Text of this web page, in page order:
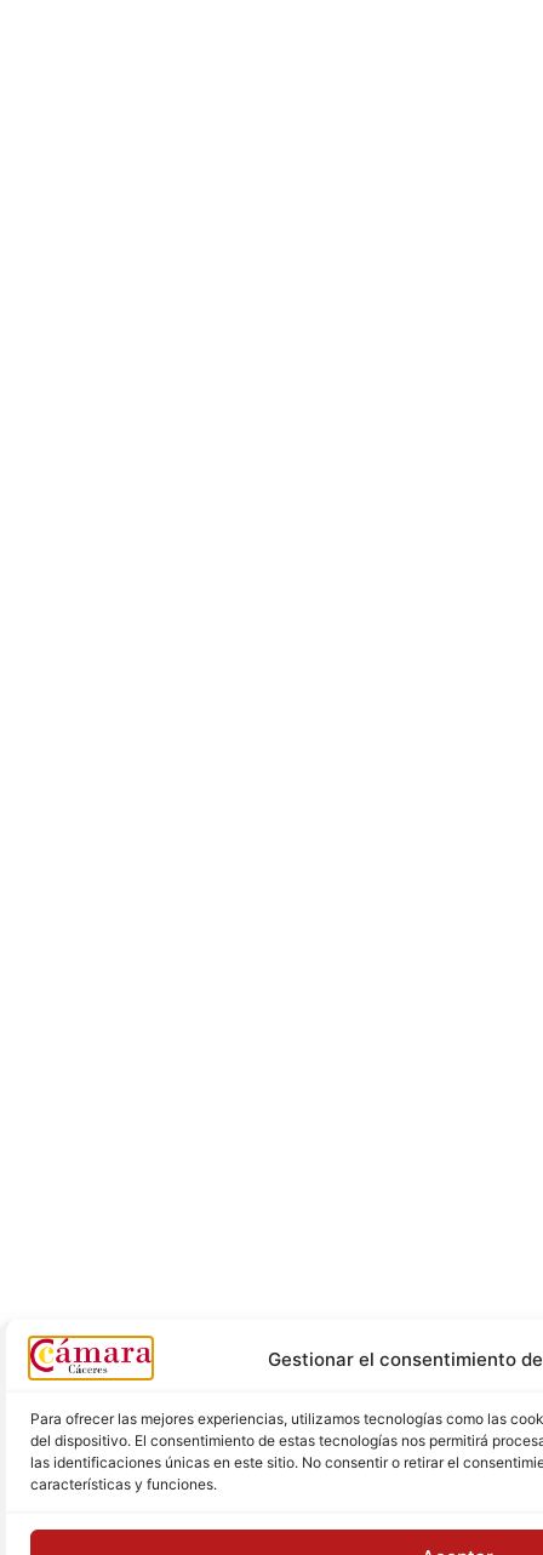
Gestionar el consentimiento
Para ofrecer las mejores experiencias, utilizamos tecnologías como las
del dispositivo. El consentimiento de estas tecnologías nos permitirá
las identificaciones únicas en este sitio. No consentir o retirar el
características y funciones.